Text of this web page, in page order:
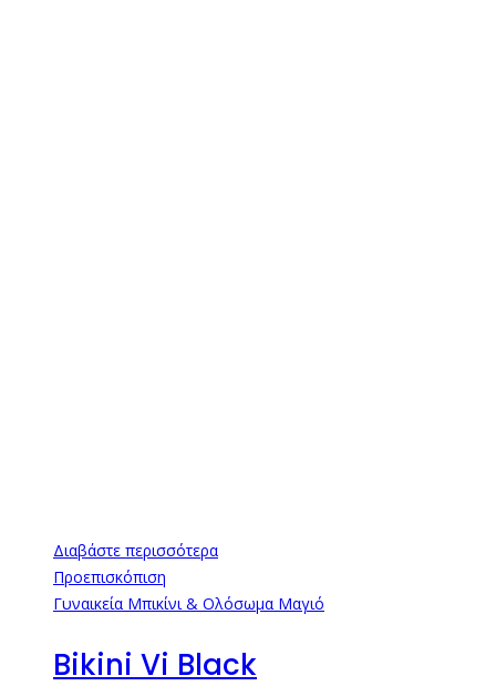
Διαβάστε περισσότερα
Προεπισκόπιση
Γυναικεία Μπικίνι & Ολόσωμα Μαγιό
Bikini Vi Black